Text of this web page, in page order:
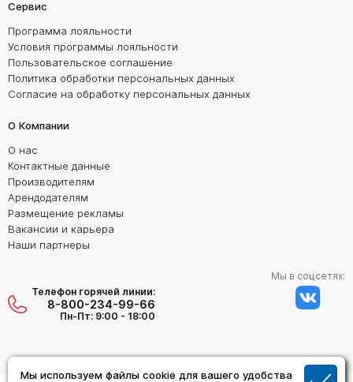
Мы используем файлы cookie для вашего удобства
Сервис
Программа лояльности
Условия программы лояльности
Пользовательское соглашение
Политика обработки персональных данных
Согласие на обработку персональных данных
О Компании
О нас
Контактные данные
Производителям
Арендодателям
Размещение рекламы
Вакансии и карьера
Наши партнеры
Телефон горячей линии:
8-800-234-99-66
Пн-Пт: 9:00 - 18:00
Мы в соцсетях: